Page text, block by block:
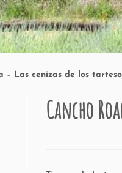
– Las cenizas de los
Cancho